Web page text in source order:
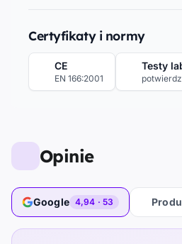
Certyfikaty i normy
CE
EN 166:2001
Testy
Opinie
Google 4,94 · 53